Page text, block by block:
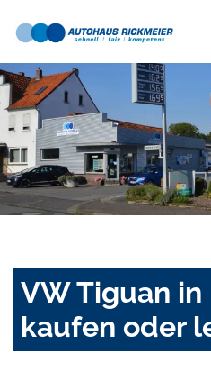
VW Tiguan in
kaufen oder